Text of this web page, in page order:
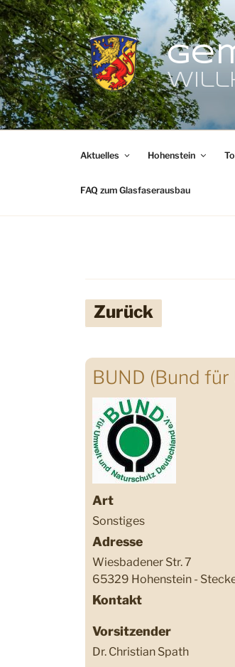
Zum
Inhalt
springen
Aktuelles Hohenstein
FAQ zum Glasfaserausbau
Zurück
BUND (Bund
Art
Sonstiges
Adresse
Wiesbadener Str. 7
65329 Hohenstein -
Kontakt
Vorsitzender
Dr. Christian Spath